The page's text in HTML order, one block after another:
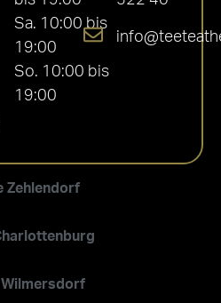
Zehlendorf
Wilmersdorf
Sa. 10:00 bis
19:00
So. 10:00 bis
19:00